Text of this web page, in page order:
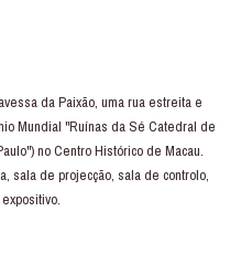
da Paixão, uma rua estreita e
Mundial "Ruínas da Sé Catedral de
no Centro Histórico de Macau.
sala de projecção, sala de controlo,